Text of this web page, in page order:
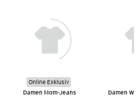
Online Exklusiv
Damen Mom-Jeans
Damen